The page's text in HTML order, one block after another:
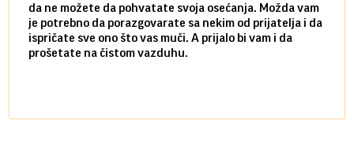
da ne možete da pohvatate svoja osećanja. Možda vam
je potrebno da porazgovarate sa nekim od prijatelja i da
ispričate sve ono što vas muči. A prijalo bi vam i da
prošetate na čistom vazduhu.